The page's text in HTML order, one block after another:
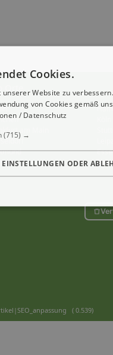
Orte
am Main
( 0.539)
Cookies.
Website zu
von Cookies gemäß
/ Datenschutz
(715) →
EINSTELLUNGEN ODER